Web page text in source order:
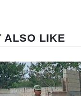
ALSO LIKE